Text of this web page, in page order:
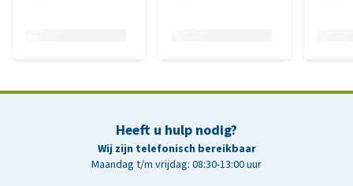
Heeft u hulp nodig?
Wij zijn telefonisch bereikbaar
Maandag t/m vrijdag: 08:30-13:00 uur